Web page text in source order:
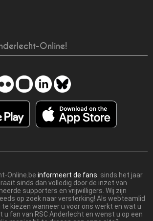
Online!
Online.beinformeert de fans sinds het jaar
sinds dan volledig door de inzet van
supporters en vrijwilligers. Wij zijn
op zoek naar versterking! Als webteamlid
te kiezen wanneer u voor ons werkt en wat u
u fan van RSC Anderlecht en wenst u op een